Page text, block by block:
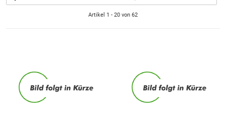
Artikel 1 - 20 von 62